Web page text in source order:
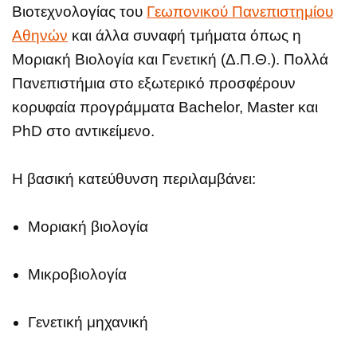
Βιοτεχνολογίας του Γεωπονικού Πανεπιστημίου
Αθηνών και άλλα συναφή τμήματα όπως η
Μοριακή Βιολογία και Γενετική (Δ.Π.Θ.). Πολλά
Πανεπιστήμια στο εξωτερικό προσφέρουν
κορυφαία προγράμματα Bachelor, Master και
PhD στο αντικείμενο.
Η βασική κατεύθυνση περιλαμβάνει:
Μοριακή βιολογία
Μικροβιολογία
Γενετική μηχανική